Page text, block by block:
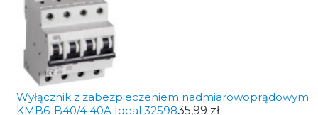
Wyłącznik z zabezpieczeniem nadmiarowoprądowym
KMB6-B40/4 40A Ideal 3259835,99 zł